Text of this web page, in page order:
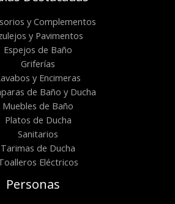
y Complementos
y Pavimentos
Espejos de Baño
Griferías
y Encimeras
de Baño y Ducha
Muebles de Baño
Platos de Ducha
Sanitarios
Tarimas de Ducha
Eléctricos
Personas